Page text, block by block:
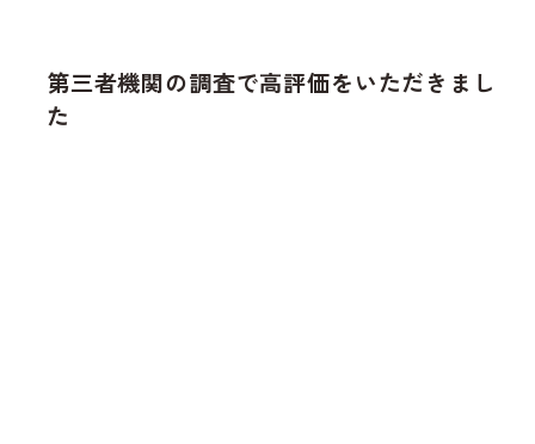
第三者機関の調査で高評価をいただきまし
た